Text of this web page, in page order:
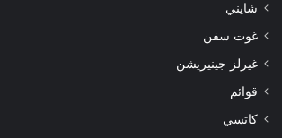
شايني
غوت سفن
غيرلز جينيريشن
قوائم
كاتسي